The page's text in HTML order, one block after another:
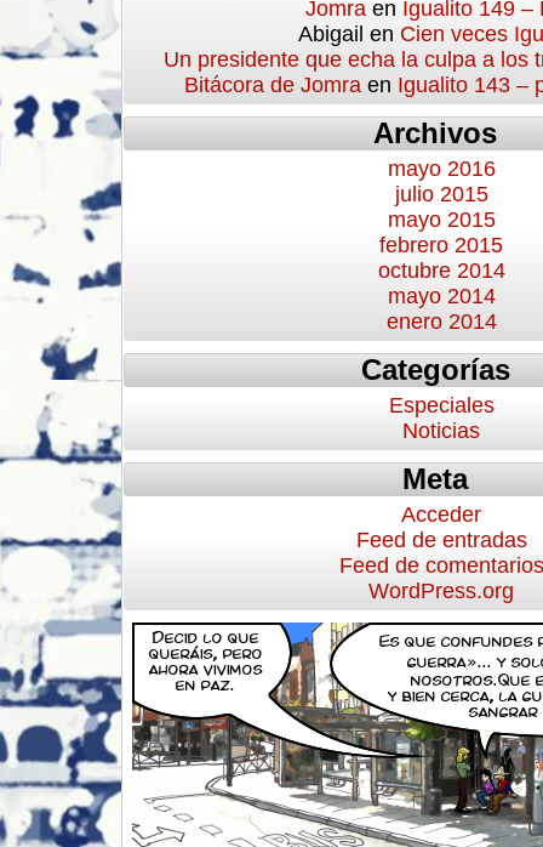
Jomra en Igualito 149 –
Abigail en Cien veces
Un presidente que echa la culpa a los
Bitácora de Jomra en Igualito 143 –
Archivos
mayo 2016
julio 2015
mayo 2015
febrero 2015
octubre 2014
mayo 2014
enero 2014
Categorías
Especiales
Noticias
Meta
Acceder
Feed de entradas
Feed de comentarios
WordPress.org